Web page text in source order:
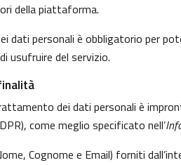
della piattaforma.
dati personali è obbligatorio per
usufruire del servizio.
dei dati personali è
come meglio specificato nell’
Cognome e Email) forniti